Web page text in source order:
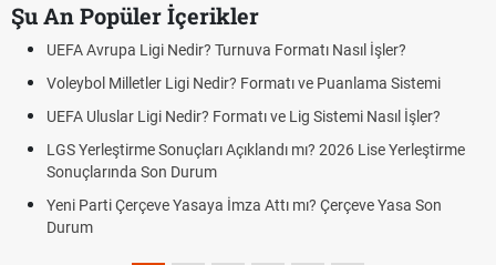
Şu An Popüler İçerikler
UEFA Avrupa Ligi Nedir? Turnuva Formatı Nasıl İşler?
Voleybol Milletler Ligi Nedir? Formatı ve Puanlama Sistemi
UEFA Uluslar Ligi Nedir? Formatı ve Lig Sistemi Nasıl İşler?
LGS Yerleştirme Sonuçları Açıklandı mı? 2026 Lise Yerleştirme
Sonuçlarında Son Durum
Yeni Parti Çerçeve Yasaya İmza Attı mı? Çerçeve Yasa Son
Durum